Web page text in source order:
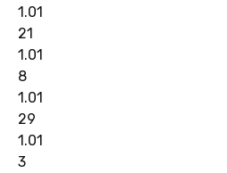
1.01
21
1.01
8
1.01
29
1.01
3